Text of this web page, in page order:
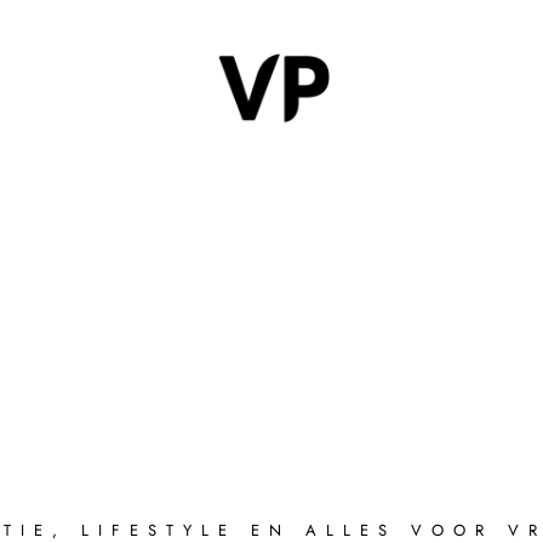
LIFESTYLE EN ALLES VOOR